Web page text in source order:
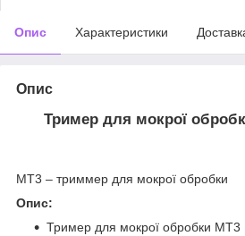
Опис Характеристики
Опис
Тример для мокрої
MT3 – триммер для мокрої обробки
Опис:
Тример для мокрої обробки MT3